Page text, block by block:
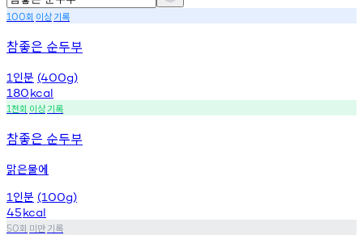
100회 이상기록
참좋은 순두부
1 인분 (400g)
180kcal
1천회 이상기록
참좋은 순두부
맑은물에
1 인분 (100g)
45kcal
50회 미만기록